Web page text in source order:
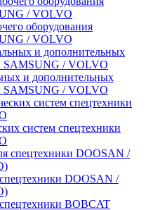
оборудования
/ VOLVO
и дополнительных
SAMSUNG / VOLVO
систем спецтехники
DOOSAN /
BOBCAT